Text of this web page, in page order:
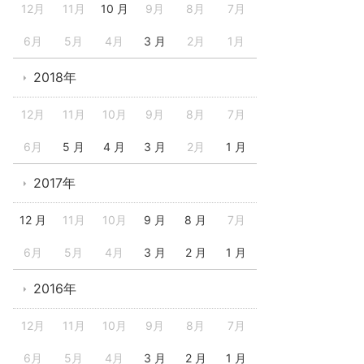
12月 11月 10 月 9月 8月 7月
6月 5月 4月 3 月 2月 1月
2018年
12月 11月 10月 9月 8月 7月
6月 5 月 4 月 3 月 2月 1 月
2017年
12 月 11月 10月 9 月 8 月 7月
6月 5月 4月 3 月 2 月 1 月
2016年
12月 11月 10月 9月 8月 7月
6月 5月 4月 3 月 2 月 1 月